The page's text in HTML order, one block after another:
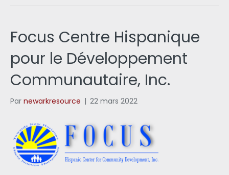
Focus Centre Hispanique
pour le Développement
Communautaire, Inc.
Par newarkresource | 22 mars 2022